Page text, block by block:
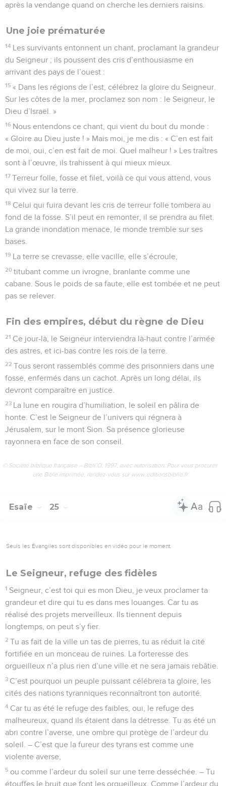
après la vendange quand on cherche les derniers raisins.
Une joie prématurée
14 Les survivants entonnent un chant, proclamant la grandeur
du Seigneur ; ils poussent des cris d’enthousiasme en
arrivant des pays de l’ouest :
15 « Dans les régions de l’est, célébrez la gloire du Seigneur.
Sur les côtes de la mer, proclamez son nom : le Seigneur, le
Dieu d’Israël. »
16 Nous entendons ce chant, qui vient du bout du monde :
« Gloire au Dieu juste ! » Mais moi, je me dis : « C’en est fait
de moi, oui, c’en est fait de moi. Quel malheur ! » Les traîtres
sont à l’œuvre, ils trahissent à qui mieux mieux.
17 Terreur folle, fosse et filet, voilà ce qui vous attend, vous
qui vivez sur la terre.
18 Celui qui fuira devant les cris de terreur folle tombera au
fond de la fosse. S’il peut en remonter, il se prendra au filet.
La grande inondation menace, le monde tremble sur ses
bases.
19 La terre se crevasse, elle vacille, elle s’écroule,
20 titubant comme un ivrogne, branlante comme une
cabane. Sous le poids de sa faute, elle est tombée et ne peut
pas se relever.
Fin des empires, début du règne de Dieu
21 Ce jour-là, le Seigneur interviendra là-haut contre l’armée
des astres, et ici-bas contre les rois de la terre.
22 Tous seront rassemblés comme des prisonniers dans une
fosse, enfermés dans un cachot. Après un long délai, ils
devront comparaître en justice.
23 La lune en rougira d’humiliation, le soleil en pâlira de
honte. C’est le Seigneur de l’univers qui régnera à
Jérusalem, sur le mont Sion. Sa présence glorieuse
rayonnera en face de son conseil.
© Société biblique française – Bibli’O, 1997, avec autorisation. Pour vous procurer
une Bible imprimée, rendez-vous sur www.editionsbiblio.fr
Esaïe 25
Seuls les Évangiles sont disponibles en vidéo pour le moment.
Le Seigneur, refuge des fidèles
1 Seigneur, c’est toi qui es mon Dieu, je veux proclamer ta
grandeur et dire qui tu es dans mes louanges. Car tu as
réalisé des projets merveilleux. Ils tiennent depuis
longtemps, on peut s’y fier.
2 Tu as fait de la ville un tas de pierres, tu as réduit la cité
fortifiée en un monceau de ruines. La forteresse des
orgueilleux n’a plus rien d’une ville et ne sera jamais rebâtie.
3 C’est pourquoi un peuple puissant célébrera ta gloire, les
cités des nations tyranniques reconnaîtront ton autorité.
4 Car tu as été le refuge des faibles, oui, le refuge des
malheureux, quand ils étaient dans la détresse. Tu as été un
abri contre l’averse, une ombre qui protège de l’ardeur du
soleil. – C’est que la fureur des tyrans est comme une
violente averse,
5 ou comme l’ardeur du soleil sur une terre desséchée. – Tu
étouffes le bruit que font les orgueilleux. Comme l’ardeur du